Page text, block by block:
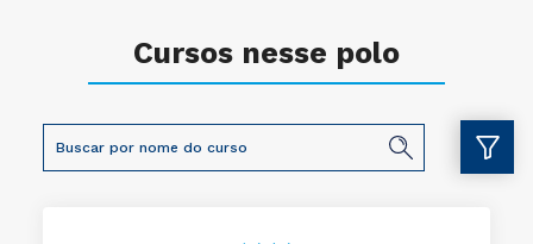
Cursos nesse polo